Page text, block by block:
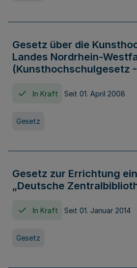
Gesetz über die
Landes Nordrhein-
(Kunsthochschulgesetz
In Kraft Seit 01. April 2008
Gesetz
Gesetz zur Errichtung
„Deutsche
In Kraft Seit 01. Januar 2014
Gesetz